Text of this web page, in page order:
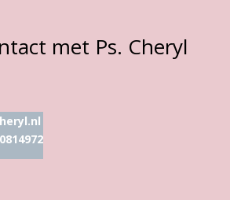
met Ps. Cheryl